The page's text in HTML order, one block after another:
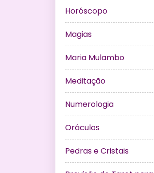
Horóscopo
Magias
Maria Mulambo
Meditação
Numerologia
Oráculos
Pedras e Cristais